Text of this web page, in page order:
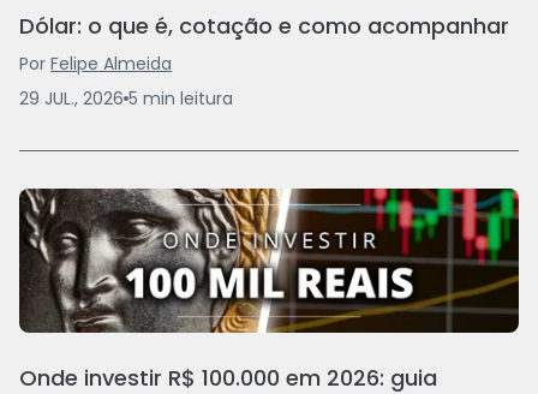
Dólar: o que é, cotação e como acompanhar
Por Felipe Almeida
29 JUL., 2026 5 min leitura
Onde investir R$ 100.000 em 2026: guia